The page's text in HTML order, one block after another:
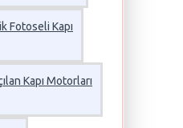
Fotoseli Kapı
Kapı Motorları